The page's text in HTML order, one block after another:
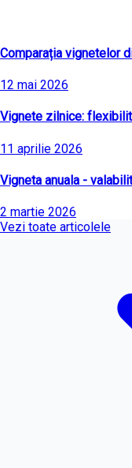
Comparația vignetelor
12 mai 2026
Vignete zilnice:
11 aprilie 2026
Vigneta anuala -
2 martie 2026
Vezi toate articolele